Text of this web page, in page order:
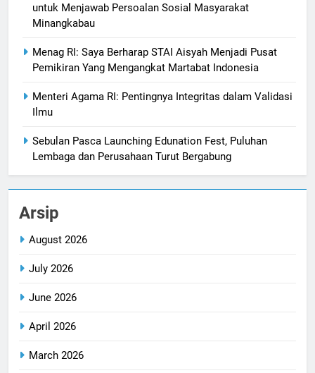
untuk Menjawab Persoalan Sosial Masyarakat
Minangkabau
Menag RI: Saya Berharap STAI Aisyah Menjadi Pusat
Pemikiran Yang Mengangkat Martabat Indonesia
Menteri Agama RI: Pentingnya Integritas dalam Validasi
Ilmu
Sebulan Pasca Launching Edunation Fest, Puluhan
Lembaga dan Perusahaan Turut Bergabung
Arsip
August 2026
July 2026
June 2026
April 2026
March 2026